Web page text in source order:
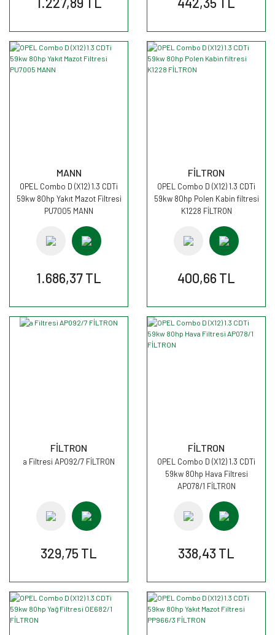
MANN
OPEL Combo D (X12) 1.3 CDTi
59kw 80hp Yakıt Mazot Filtresi
PU7005 MANN
1.686,37 TL
FİLTRON
OPEL Combo D (X12) 1.3 CDTi
59kw 80hp Polen Kabin filtresi
K1228 FİLTRON
400,66 TL
FİLTRON
a Filtresi AP092/7 FİLTRON
329,75 TL
FİLTRON
OPEL Combo D (X12) 1.3 CDTi
59kw 80hp Hava Filtresi
AP078/1 FİLTRON
338,43 TL